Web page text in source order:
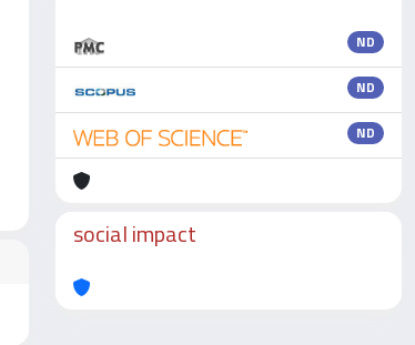
ND
ND
ND
social impact